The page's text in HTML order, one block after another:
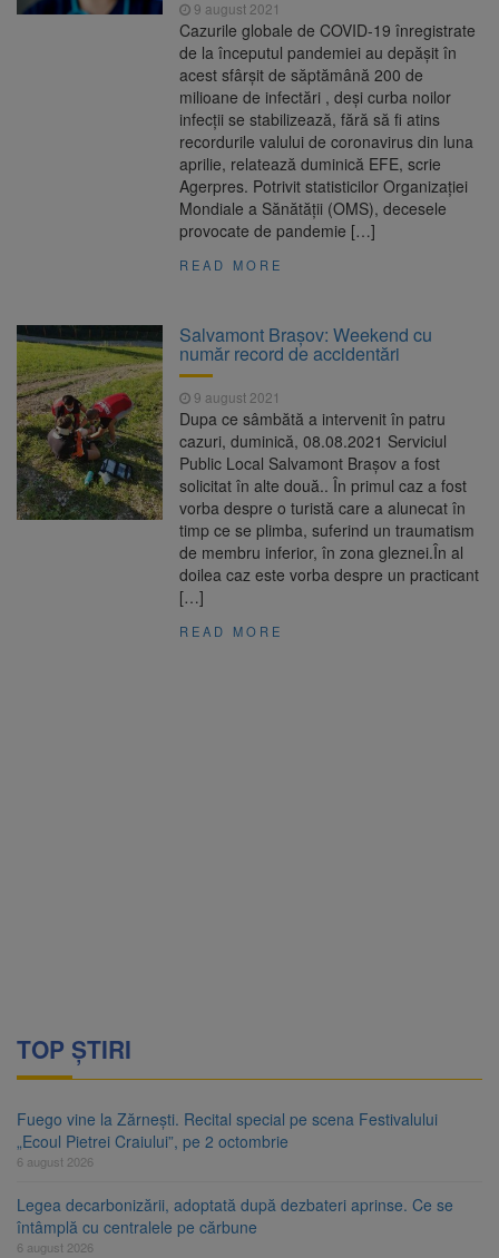
9 august 2021
Cazurile globale de COVID-19 înregistrate
de la începutul pandemiei au depăşit în
acest sfârşit de săptămână 200 de
milioane de infectări , deşi curba noilor
infecţii se stabilizează, fără să fi atins
recordurile valului de coronavirus din luna
aprilie, relatează duminică EFE, scrie
Agerpres. Potrivit statisticilor Organizaţiei
Mondiale a Sănătăţii (OMS), decesele
provocate de pandemie […]
READ MORE
Salvamont Braşov: Weekend cu
număr record de accidentări
9 august 2021
Dupa ce sâmbătă a intervenit în patru
cazuri, duminică, 08.08.2021 Serviciul
Public Local Salvamont Braşov a fost
solicitat în alte două.. În primul caz a fost
vorba despre o turistă care a alunecat în
timp ce se plimba, suferind un traumatism
de membru inferior, în zona gleznei.În al
doilea caz este vorba despre un practicant
[…]
READ MORE
TOP ȘTIRI
Fuego vine la Zărnești. Recital special pe scena Festivalului
„Ecoul Pietrei Craiului”, pe 2 octombrie
6 august 2026
Legea decarbonizării, adoptată după dezbateri aprinse. Ce se
întâmplă cu centralele pe cărbune
6 august 2026